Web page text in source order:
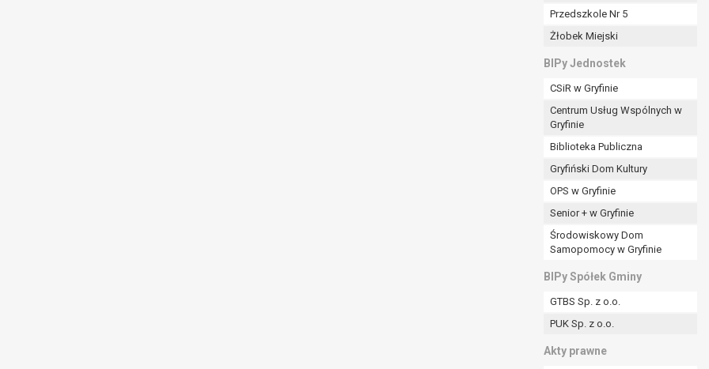
Przedszkole Nr 5
Żłobek Miejski
BIPy Jednostek
CSiR w Gryfinie
Centrum Usług Wspólnych w
Gryfinie
Biblioteka Publiczna
Gryfiński Dom Kultury
OPS w Gryfinie
Senior + w Gryfinie
Środowiskowy Dom
Samopomocy w Gryfinie
BIPy Spółek Gminy
GTBS Sp. z o.o.
PUK Sp. z o.o.
Akty prawne
celów, ale osoba, której dane dotyczą, potrzebuje ich do ustalenia, obrony lub dochodzenia roszczeń,
wobec przetwarzania danych - do czasu ustalenia czy prawnie uzasadnione podstawy po stronie administratora są
RODO, w przypadku gdy łącznie spełnione są następujące przesłanki:
umowy zawartej z osobą, której dane dotyczą lub na podstawie zgody wyrażonej przez tą osobę,
art. 21 RODO, wobec przetwarzania danych osobowych, którego podstawą prawną jest:
z prawnie uzasadnionych interesów realizowanych przez administratora lub przez stronę trzecią.
W razie wniesienia sprzeciwu, administrator nie może już przetwarzać tych danych osobowych, chyba że wykaże
do przetwarzania, nadrzędnych wobec interesów, praw i wolności osoby, której dane dotyczą, lub podstaw do
się na podstawie zgody osoby na przetwarzanie danych osobowych (art. 6 ust. 1 lit a RODO), przysługuje Pani/Panu
to nie ma wpływu na zgodność przetwarzania, którego dokonano na podstawie zgody przed jej cofnięciem.
nadzorczego na niezgodne z prawem przetwarzanie Pani/Pana danych osobowych przez administratora.
Ochrony Danych Osobowych.
podanie danych osobowych jest dobrowolne albo jest wymogiem ustawowym lub umownym.
podejmowaniu decyzji, w tym również profilowaniu.